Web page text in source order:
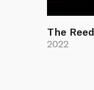
The
2022